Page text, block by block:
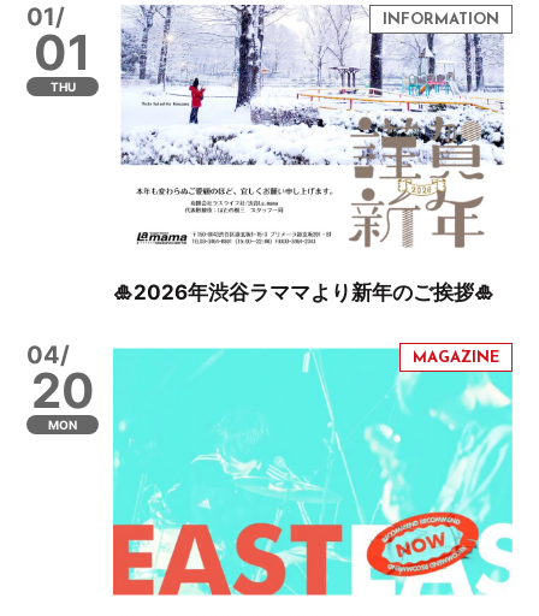
01/
01
THU
🎍2026年渋谷ラママより新年のご挨拶🎍
04/
20
MON